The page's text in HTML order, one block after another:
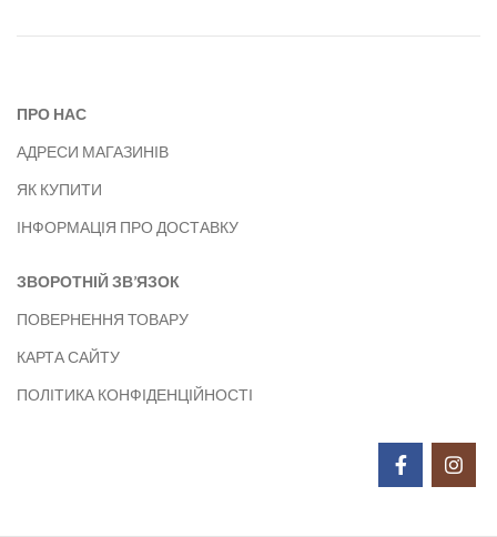
ПРО НАС
АДРЕСИ МАГАЗИНІВ
ЯК КУПИТИ
ІНФОРМАЦІЯ ПРО ДОСТАВКУ
ЗВОРОТНІЙ ЗВ’ЯЗОК
ПОВЕРНЕННЯ ТОВАРУ
КАРТА САЙТУ
ПОЛІТИКА КОНФІДЕНЦІЙНОСТІ